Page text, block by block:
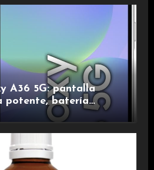
A36 5G: pantalla
potente, batería
rápida para una